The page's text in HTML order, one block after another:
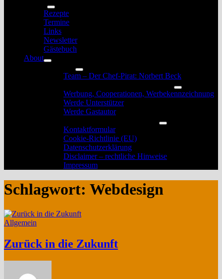
Untermenü
anzeigen
Rezepte
Termine
Links
Newsletter
Gästebuch
About
Untermenü
anzeigen
Untermenü
anzeigen
Team – Der Chef-Pirat: Norbert Beck
Untermenü
anzeigen
Werbung, Cooperationen, Werbekennzeichnung
Werde Unterstützer
Werde Gastautor
Untermenü
Kontaktformular
Cookie-Richtlinie (EU)
Datenschutzerklärung
Disclaimer – rechtliche Hinweise
Impressum
Schlagwort: Webdesign
Allgemein
Zurück in die Zukunft